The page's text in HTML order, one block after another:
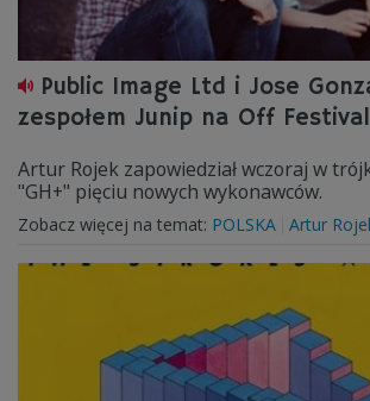
Public Image Ltd i Jose
zespołem Junip na Off
Artur Rojek zapowiedział wczoraj w
"GH+" pięciu nowych wykonawców.
Zobacz więcej na temat: POLSKA Artur